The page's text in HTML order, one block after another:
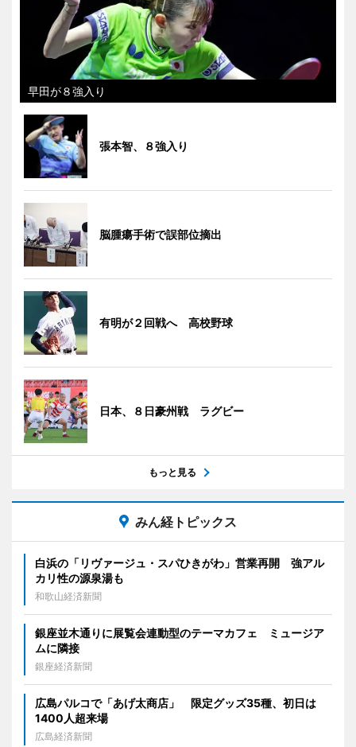
早田が８強入り
張本智、８強入り
脳腫瘍手術で誤部位摘出
有明が２回戦へ 高校野球
日本、８日豪州戦 ラグビー
もっと見る
みん経トピックス
白浜の「リヴァージュ・スパひきがわ」営業再開 強アル
カリ性の源泉湯も
和歌山経済新聞
銀座並木通りに展覧会連動型のテーマカフェ ミュージア
ムに隣接
銀座経済新聞
広島パルコで「あげ太商店」 限定グッズ35種、初日は
1400人超来場
広島経済新聞